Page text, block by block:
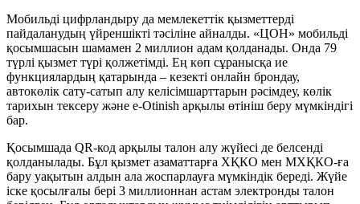
Мобильді цифрландыру да мемлекеттік қызметтерді
пайдаланудың үйреншікті тәсіліне айналды. «ЦОН» мобильді
қосымшасын шамамен 2 миллион адам қолданады. Онда 79
түрлі қызмет түрі қолжетімді. Ең көп сұранысқа ие
функциялардың қатарында – кезекті онлайн брондау,
автокөлік сату-сатып алу келісімшарттарын рәсімдеу, көлік
тарихын тексеру және e-Otinish арқылы өтініш беру мүмкіндігі
бар.
Қосымшада QR-код арқылы талон алу жүйесі де белсенді
қолданылады. Бұл қызмет азаматтарға ХҚКО мен МХҚКО-ға
бару уақытын алдын ала жоспарлауға мүмкіндік береді. Жүйе
іске қосылғалы бері 3 миллионнан астам электронды талон